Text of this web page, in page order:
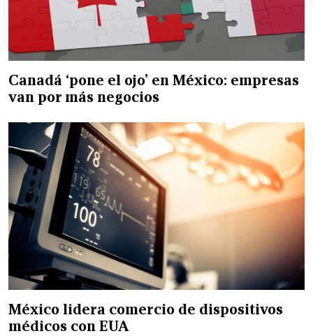
Canadá ‘pone el ojo’ en México: empresas
van por más negocios
México lidera comercio de dispositivos
médicos con EUA